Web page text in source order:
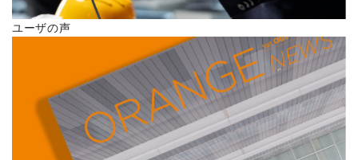
ユーザの声